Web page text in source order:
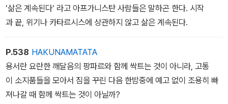
‘삶은 계속된다‘ 라고 아프가니스탄 사람들은 말하곤 한다. 시작
과 끝, 위기나 카타르시스에 상관하지 않고 삶은 계속된다.
P.538 HAKUNAMATATA
용서란 요란한 깨달음의 팡파르와 함께 싹트는 것이 아니라, 고통
이 소지품들을 모아서 짐을 꾸린 다음 한밤중에 예고 없이 조용히 빠
져나갈 때 함께 싹트는 것이 아닐까?